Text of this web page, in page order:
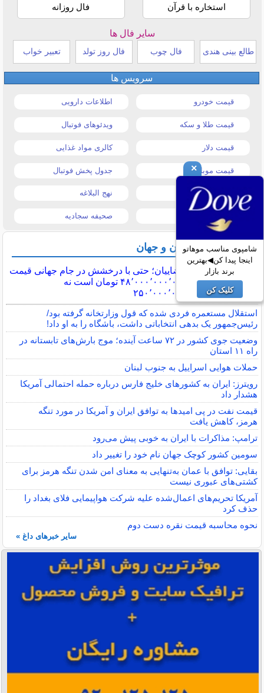
استخاره با قرآن فال روزانه
سایر فال ها
طالع بینی هندی فال چوب فال روز تولد تعبیر خواب
سرویس ها
قیمت خودرو اطلاعات دارویی
قیمت طلا و سکه ویدئوهای فوتبال
قیمت دلار کالری مواد غذایی
قیمت موبایل جدول پخش فوتبال
قیمت تبلت نهج البلاغه
تیتر روزنامه ها صحیفه سجادیه
آخرین اخبار ایران و جهان
آقای رضاییان؛ حتی با درخشش در جام جهانی قیمت
شما ۴۸٬۰۰۰٬۰۰۰٬۰۰۰ تومان است نه
۲۵۰٬۰۰۰٬۰۰۰٬۰۰۰
استقلال مستعمره فردی شده که قول وزارتخانه گرفته بود/
رئیس‌جمهور یک بدهی انتخاباتی داشت، باشگاه را به او داد!
وضعیت جوی کشور در ۷۲ ساعت آینده؛ موج بارش‌های تابستانه در
راه ۱۱ استان
حملات هوایی اسراییل به جنوب لبنان
رویترز: ایران به کشورهای خلیج فارس درباره حمله احتمالی آمریکا
هشدار داد
قیمت نفت در پی امیدها به توافق ایران و آمریکا در مورد تنگه
هرمز، کاهش یافت
ترامپ: مذاکرات با ایران به خوبی پیش می‌رود
سومین کشور کوچک جهان نام خود را تغییر داد
بقایی: توافق با عمان به‌تنهایی به معنای امن شدن تنگه هرمز برای
کشتی‌های عبوری نیست
آمریکا تحریم‌های اعمال‌شده علیه شرکت هواپیمایی فلای بغداد را
حذف کرد
نحوه محاسبه قیمت نقره دست دوم
سایر خبرهای داغ »
×
شامپوی مناسب موهاتو
اینجا پیدا کن◀بهترین
برند بازار
کلیک کن